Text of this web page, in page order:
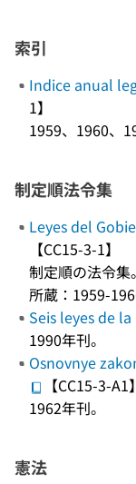
索引
Indice anual
1】
1959、1960、
制定順法令集
Leyes del
【CC15-3-1】
制定順の法令集。
所蔵：1959-
Seis leyes de
1990年刊。
Osnovnye
【CC15-3-A1】
1962年刊。
憲法